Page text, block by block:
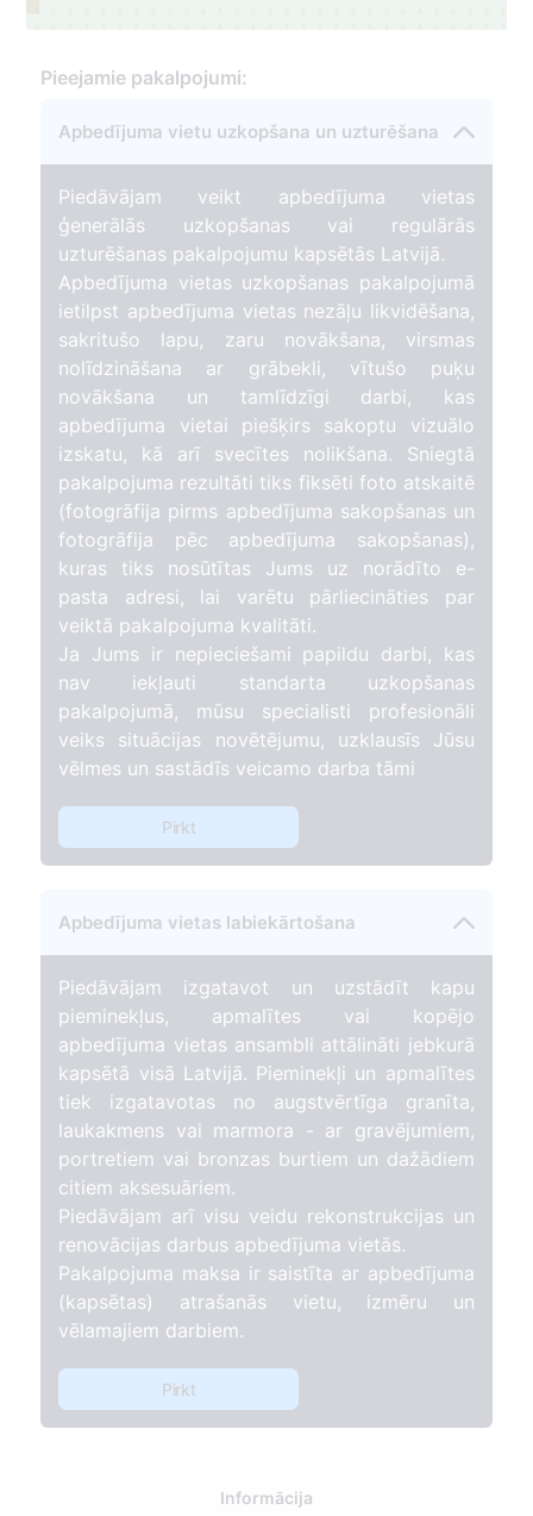
Pieejamie pakalpojumi:
Apbedījuma vietu uzkopšana un uzturēšana
Piedāvājam veikt apbedījuma vietas
ģenerālās uzkopšanas vai regulārās
uzturēšanas pakalpojumu kapsētās Latvijā.
Apbedījuma vietas uzkopšanas pakalpojumā
ietilpst apbedījuma vietas nezāļu likvidēšana,
sakritušo lapu, zaru novākšana, virsmas
nolīdzināšana ar grābekli, vītušo puķu
novākšana un tamlīdzīgi darbi, kas
apbedījuma vietai piešķirs sakoptu vizuālo
izskatu, kā arī svecītes nolikšana. Sniegtā
pakalpojuma rezultāti tiks fiksēti foto atskaitē
(fotogrāfija pirms apbedījuma sakopšanas un
fotogrāfija pēc apbedījuma sakopšanas),
kuras tiks nosūtītas Jums uz norādīto e-
pasta adresi, lai varētu pārliecināties par
veiktā pakalpojuma kvalitāti.
Ja Jums ir nepieciešami papildu darbi, kas
nav iekļauti standarta uzkopšanas
pakalpojumā, mūsu specialisti profesionāli
veiks situācijas novētējumu, uzklausīs Jūsu
vēlmes un sastādīs veicamo darba tāmi
Pirkt
Apbedījuma vietas labiekārtošana
Piedāvājam izgatavot un uzstādīt kapu
pieminekļus, apmalītes vai kopējo
apbedījuma vietas ansambli attālināti jebkurā
kapsētā visā Latvijā. Pieminekļi un apmalītes
tiek izgatavotas no augstvērtīga granīta,
laukakmens vai marmora - ar gravējumiem,
portretiem vai bronzas burtiem un dažādiem
citiem aksesuāriem.
Piedāvājam arī visu veidu rekonstrukcijas un
renovācijas darbus apbedījuma vietās.
Pakalpojuma maksa ir saistīta ar apbedījuma
(kapsētas) atrašanās vietu, izmēru un
vēlamajiem darbiem.
Pirkt
Informācija